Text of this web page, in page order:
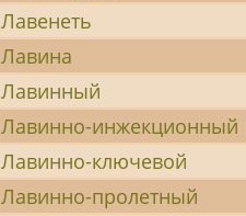
Лавенеть
Лавина
Лавинный
Лавинно-инжекционный
Лавинно-ключевой
Лавинно-пролетный